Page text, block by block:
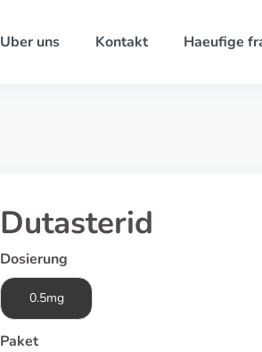
Uber uns Kontakt Haeufige
Dutasterid
Dosierung
0.5mg
Paket